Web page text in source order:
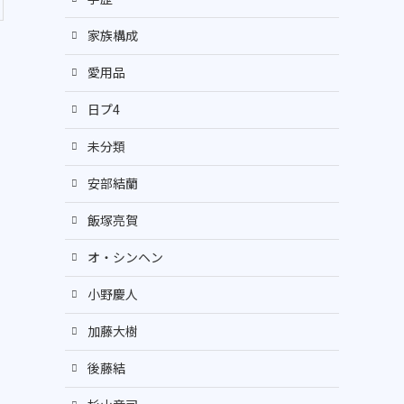
家族構成
愛用品
日プ4
未分類
安部結蘭
飯塚亮賀
オ・シンヘン
小野慶人
加藤大樹
後藤結